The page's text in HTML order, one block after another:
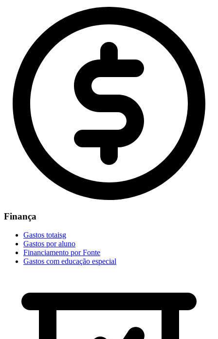
Finança
Gastos totaisg
Gastos por aluno
Financiamento por Fonte
Gastos com educação especial